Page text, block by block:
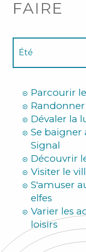
FAIRE
Été
Parcourir
Dévaler la
Se baigner
Signal
Découvrir
Visiter le
S'amuser
elfes
Varier les
loisirs